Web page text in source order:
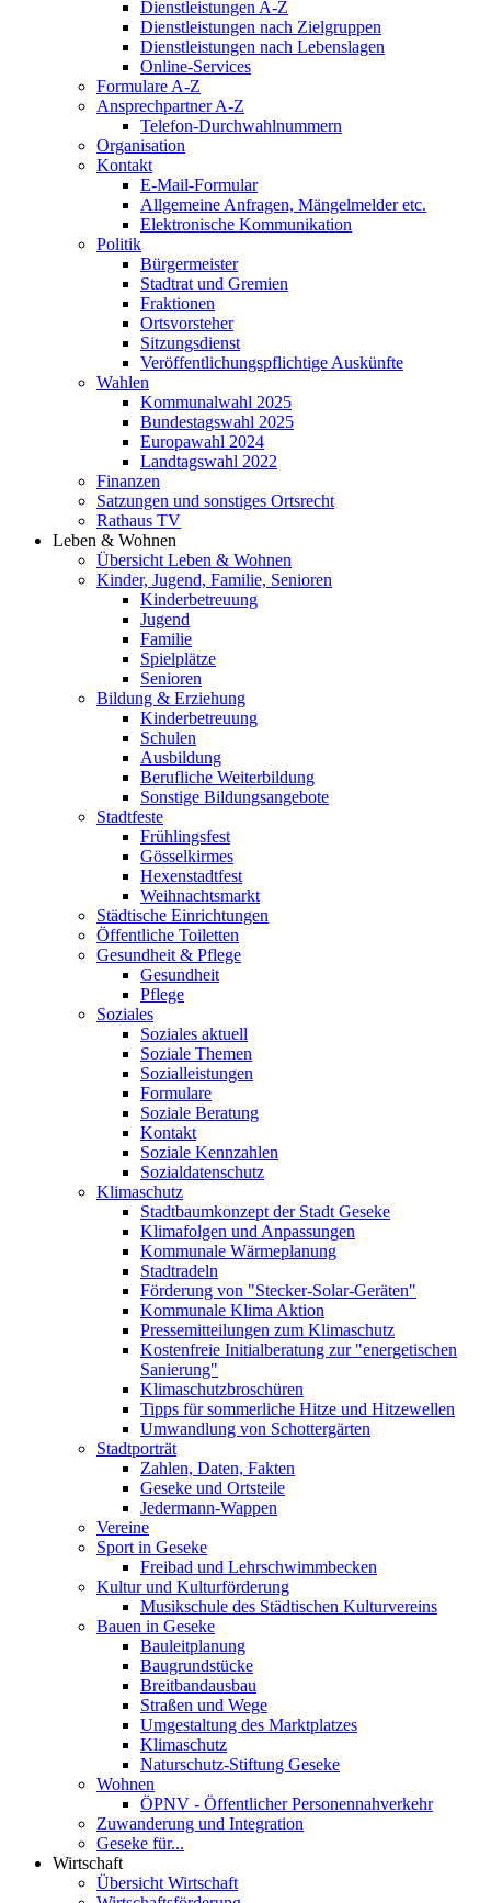
Dienstleistungen A-Z
Dienstleistungen nach Zielgruppen
Dienstleistungen nach Lebenslagen
Online-Services
Formulare A-Z
Ansprechpartner A-Z
Telefon-Durchwahlnummern
Organisation
Kontakt
E-Mail-Formular
Allgemeine Anfragen, Mängelmelder etc.
Elektronische Kommunikation
Politik
Bürgermeister
Stadtrat und Gremien
Fraktionen
Ortsvorsteher
Sitzungsdienst
Veröffentlichungspflichtige Auskünfte
Wahlen
Kommunalwahl 2025
Bundestagswahl 2025
Europawahl 2024
Landtagswahl 2022
Finanzen
Satzungen und sonstiges Ortsrecht
Rathaus TV
Leben & Wohnen
Übersicht Leben & Wohnen
Kinder, Jugend, Familie, Senioren
Kinderbetreuung
Jugend
Familie
Spielplätze
Senioren
Bildung & Erziehung
Kinderbetreuung
Schulen
Ausbildung
Berufliche Weiterbildung
Sonstige Bildungsangebote
Stadtfeste
Frühlingsfest
Gösselkirmes
Hexenstadtfest
Weihnachtsmarkt
Städtische Einrichtungen
Öffentliche Toiletten
Gesundheit & Pflege
Gesundheit
Pflege
Soziales
Soziales aktuell
Soziale Themen
Sozialleistungen
Formulare
Soziale Beratung
Kontakt
Soziale Kennzahlen
Sozialdatenschutz
Klimaschutz
Stadtbaumkonzept der Stadt Geseke
Klimafolgen und Anpassungen
Kommunale Wärmeplanung
Stadtradeln
Förderung von "Stecker-Solar-Geräten"
Kommunale Klima Aktion
Pressemitteilungen zum Klimaschutz
Kostenfreie Initialberatung zur "energetischen
Sanierung"
Klimaschutzbroschüren
Tipps für sommerliche Hitze und Hitzewellen
Umwandlung von Schottergärten
Stadtporträt
Zahlen, Daten, Fakten
Geseke und Ortsteile
Jedermann-Wappen
Vereine
Sport in Geseke
Freibad und Lehrschwimmbecken
Kultur und Kulturförderung
Musikschule des Städtischen Kulturvereins
Bauen in Geseke
Bauleitplanung
Baugrundstücke
Breitbandausbau
Straßen und Wege
Umgestaltung des Marktplatzes
Klimaschutz
Naturschutz-Stiftung Geseke
Wohnen
ÖPNV - Öffentlicher Personennahverkehr
Zuwanderung und Integration
Geseke für...
Wirtschaft
Übersicht Wirtschaft